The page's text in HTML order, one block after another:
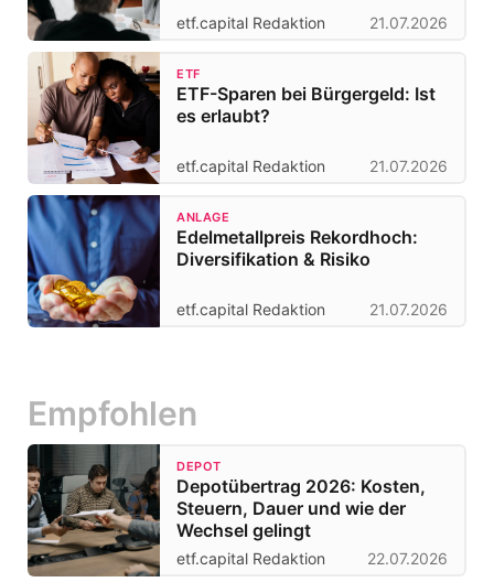
etf.capital Redaktion 21.07.2026
ETF
ETF-Sparen bei Bürgergeld: Ist
es erlaubt?
etf.capital Redaktion 21.07.2026
ANLAGE
Edelmetallpreis Rekordhoch:
Diversifikation & Risiko
etf.capital Redaktion 21.07.2026
Empfohlen
DEPOT
Depotübertrag 2026: Kosten,
Steuern, Dauer und wie der
Wechsel gelingt
etf.capital Redaktion 22.07.2026